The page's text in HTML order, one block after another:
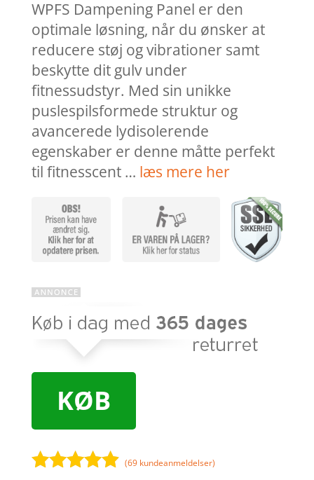
WPFS Dampening Panel er den
optimale løsning, når du ønsker at
reducere støj og vibrationer samt
beskytte dit gulv under
fitnessudstyr. Med sin unikke
puslespilsformede struktur og
avancerede lydisolerende
egenskaber er denne måtte perfekt
til fitnesscent … læs mere her
KØB
(69 kundeanmeldelser)